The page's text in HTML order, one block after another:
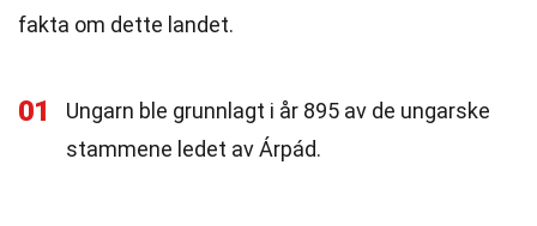
fakta om dette landet.
01
Ungarn ble grunnlagt i år 895 av de ungarske
stammene ledet av Árpád.